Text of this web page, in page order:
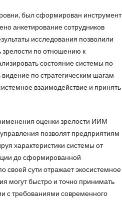
был сформирован инструмент
анкетирование сотрудников
исследования позволили
зрелости по отношению к
состояние системы по
по стратегическим шагам
взаимодействие и принять
оценки зрелости ИИМ
позволят предприятиям
характеристики системы от
до сформированной
своей сути отражает экосистемное
могут быстро и точно принимать
с требованиями современного